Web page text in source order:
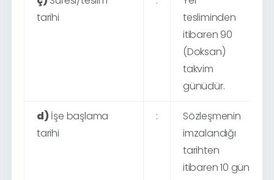
tarihi
tesliminden
itibaren 90
(Doksan)
takvim
günüdür.
d)İşe başlama
tarihi
:
Sözleşmenin
imzalandığı
tarihten
itibaren10 gün